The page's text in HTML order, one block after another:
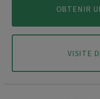
OBTENIR
VISITE